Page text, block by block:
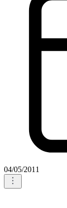
04/05/2011